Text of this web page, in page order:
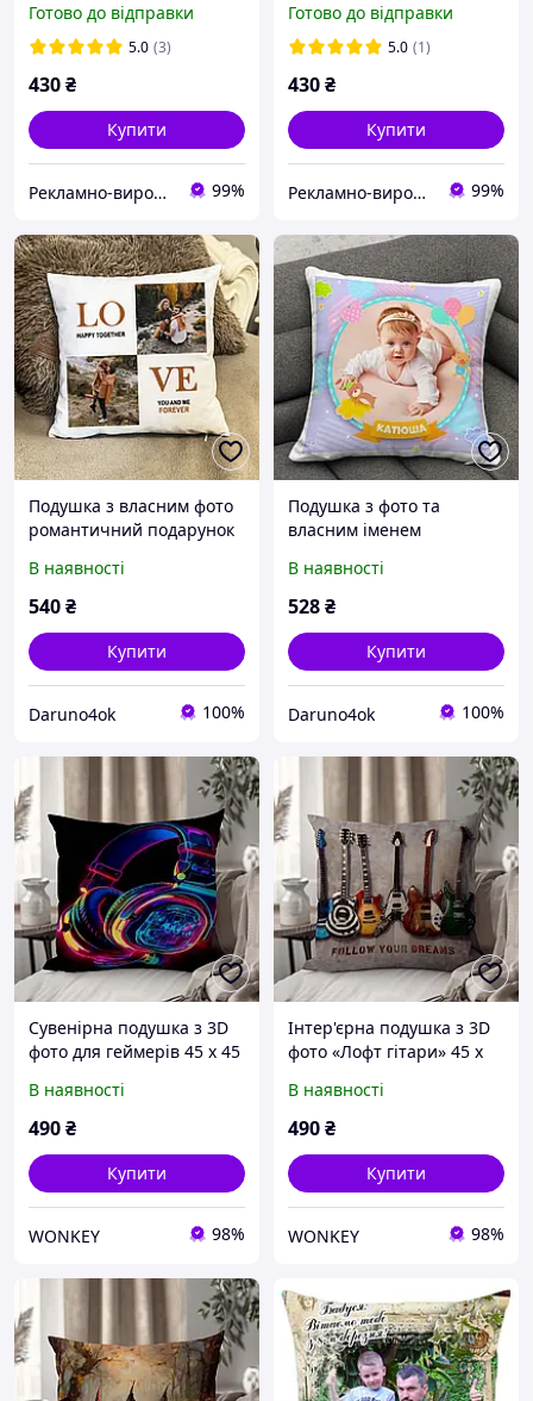
Готово до відправки
5.0 (3)
430₴
Купити
Рекламно-виробнича компанія "Ілюзіон". 99%
Готово до відправки
5.0 (1)
430₴
Купити
Рекламно-виробнича компанія "Ілюзіон". 99%
Подушка з власним фото
романтичний подарунок
В наявності
540₴
Купити
Daruno4ok 100%
Подушка з фото та
власним іменем
В наявності
528₴
Купити
Daruno4ok 100%
Сувенірна подушка з 3D
фото для геймерів 45 х 45
В наявності
490₴
Купити
WONKEY 98%
Інтер'єрна подушка з 3D
фото «Лофт гітари» 45 х
В наявності
490₴
Купити
WONKEY 98%